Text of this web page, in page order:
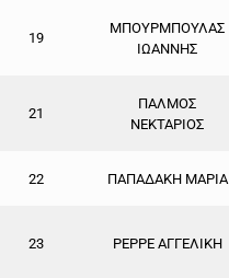
19
ΜΠΟΥΡΜΠΟΥΛΑΣ
ΙΩΑΝΝΗΣ
21
ΠΑΛΜΟΣ
ΝΕΚΤΑΡΙΟΣ
22 ΠΑΠΑΔΑΚΗ ΜΑΡΙΑ
23 ΡΕΡΡΕ ΑΓΓΕΛΙΚΗ